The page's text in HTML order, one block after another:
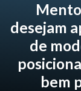
desejam
de
bem